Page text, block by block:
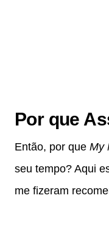
Por que
Então, por que My
seu tempo? Aqui
me fizeram